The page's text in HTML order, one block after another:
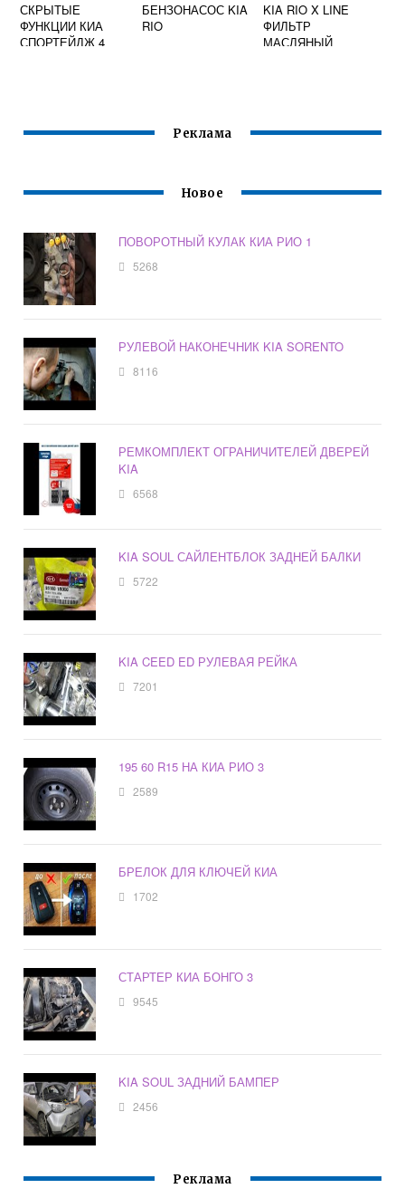
СКРЫТЫЕ
ФУНКЦИИ КИА
СПОРТЕЙДЖ 4
БЕНЗОНАСОС KIA
RIO
KIA RIO X LINE
ФИЛЬТР
МАСЛЯНЫЙ
Реклама
Новое
ПОВОРОТНЫЙ КУЛАК КИА РИО 1
5268
РУЛЕВОЙ НАКОНЕЧНИК KIA SORENTO
8116
РЕМКОМПЛЕКТ ОГРАНИЧИТЕЛЕЙ ДВЕРЕЙ
KIA
6568
KIA SOUL САЙЛЕНТБЛОК ЗАДНЕЙ БАЛКИ
5722
KIA CEED ED РУЛЕВАЯ РЕЙКА
7201
195 60 R15 НА КИА РИО 3
2589
БРЕЛОК ДЛЯ КЛЮЧЕЙ КИА
1702
СТАРТЕР КИА БОНГО 3
9545
KIA SOUL ЗАДНИЙ БАМПЕР
2456
Реклама